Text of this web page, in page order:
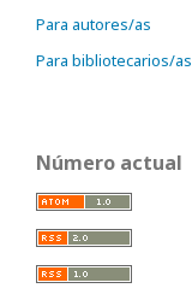
Para autores/as
Para bibliotecarios/as
Número actual